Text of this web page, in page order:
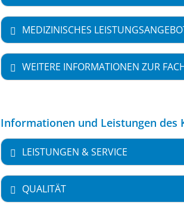
MEDIZINISCHES
WEITERE INFORMATIONEN ZUR
Informationen und Leistungen des
LEISTUNGEN & SERVICE
QUALITÄT